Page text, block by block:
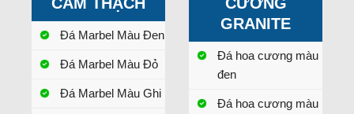
Đá Marbel Màu Đen
Đá Marbel Màu Đỏ
Đá Marbel Màu Ghi
GRANITE
Đá hoa cương màu
đen
Đá hoa cương màu